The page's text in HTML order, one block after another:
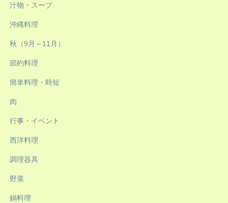
汁物・スープ
沖縄料理
秋（9月～11月）
節約料理
簡単料理・時短
肉
行事・イベント
西洋料理
調理器具
野菜
鍋料理